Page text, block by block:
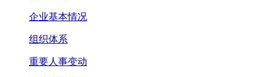
企业基本情况
组织体系
重要人事变动